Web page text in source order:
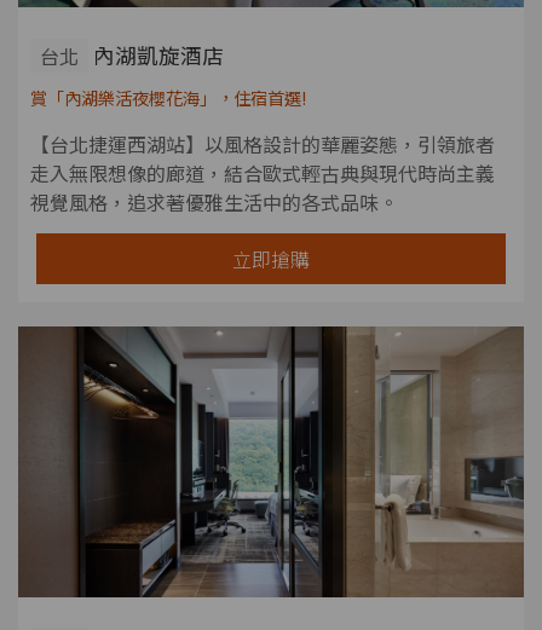
台北 內湖凱旋酒店
賞「內湖樂活夜櫻花海」，住宿首選!
【台北捷運西湖站】以風格設計的華麗姿態，引領旅者
走入無限想像的廊道，結合歐式輕古典與現代時尚主義
視覺風格，追求著優雅生活中的各式品味。
立即搶購